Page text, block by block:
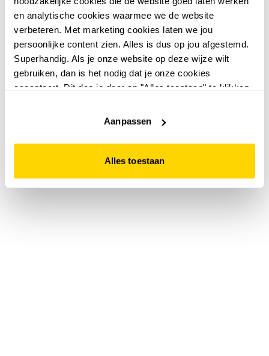
en analytische cookies waarmee we de website
verbeteren. Met marketing cookies laten we jou
persoonlijke content zien. Alles is dus op jou afgestemd.
Superhandig. Als je onze website op deze wijze wilt
gebruiken, dan is het nodig dat je onze cookies
accepteert. Dit doe je door op "Alles toestaan" te klikken.
website niet optimaal functioneert.
Aanpassen
Alles toestaan